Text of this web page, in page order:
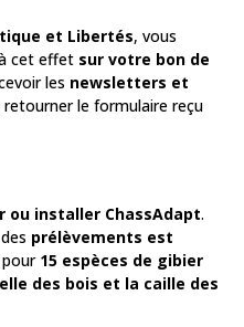
et Libertés, vous
cet effet sur votre bon de
les newsletters et
le formulaire reçu
ou installer ChassAdapt.
prélèvements est
pour 15 espèces de gibier
des bois et la caille des